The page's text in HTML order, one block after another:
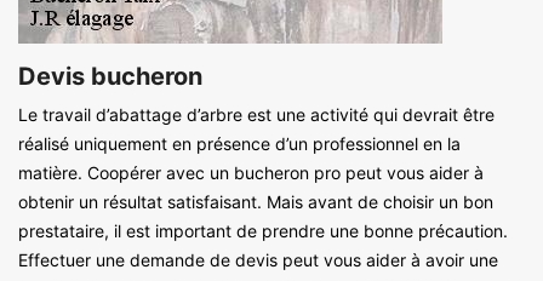
Devis bucheron
Le travail d’abattage d’arbre est une activité qui devrait être
réalisé uniquement en présence d’un professionnel en la
matière. Coopérer avec un bucheron pro peut vous aider à
obtenir un résultat satisfaisant. Mais avant de choisir un bon
prestataire, il est important de prendre une bonne précaution.
Effectuer une demande de devis peut vous aider à avoir une